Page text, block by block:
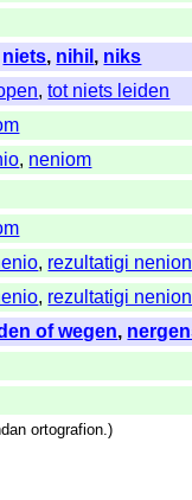
niets, nihil , niks
,tot niets leiden
, neniom
, rezultatigi nenion
, rezultatigi nenion
of wegen,
ortografion.)